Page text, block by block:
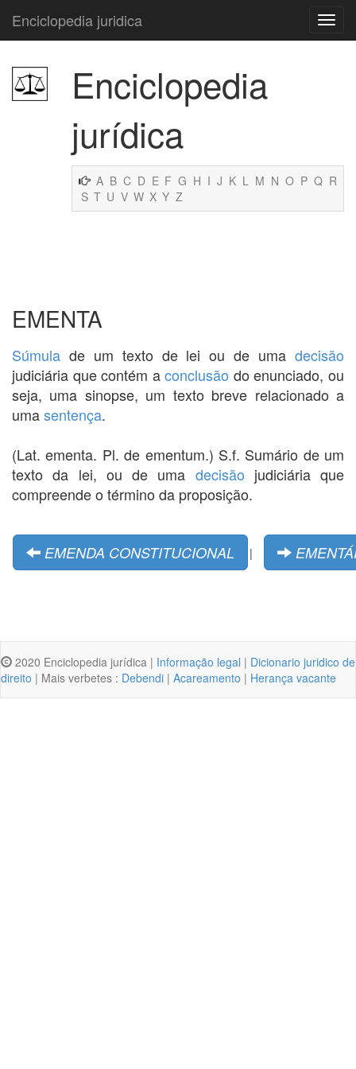
Enciclopedia juridica
Enciclopedia
jurídica
A B C D E F G H I J K L M N O P Q R
S T U V W X Y Z
EMENTA
Súmula de um texto de lei ou de uma decisão
judiciária que contém aconclusão do enunciado, ou
seja, uma sinopse, um texto breve relacionado a
umasentença.
(Lat. ementa. Pl. de ementum.) S.f. Sumário de um
texto da lei, ou de uma decisão judiciária que
compreende o término da proposição.
EMENDA CONSTITUCIONAL |
2020 Enciclopedia jurídica | Informação legal | Dicionario juridico de
direito | Mais verbetes : Debendi | Acareamento | Herança vacante